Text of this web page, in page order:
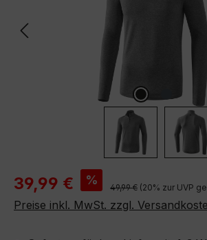
Verkaufspreis:
39,99 € % Regulärer Preis:
49,99 € (20% zur UVP
Preise inkl. MwSt. zzgl.